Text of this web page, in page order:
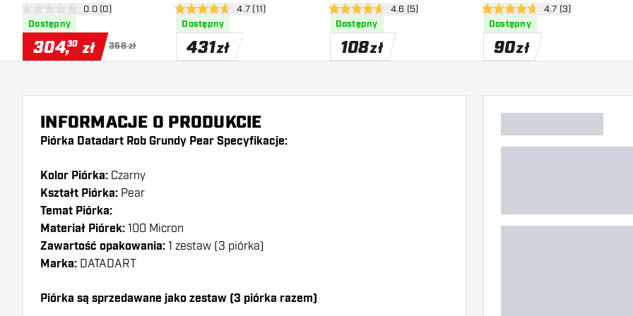
otwórz panel recenzji
0 gwiazdki oceny0.0 (0)
Dostępny
304,30 zł 358 zł
otwórz panel recenzji
4.7 gwiazdki oceny
4.7 (11)
Dostępny
431zł
otwórz panel recenzji
4.6 gwiazdki oceny
4.6 (5)
Dostępny
108zł
otwórz panel recenzji
4.7 gwiazdki oceny
4.7 (3)
Dostępny
90zł
INFORMACJE O PRODUKCIE
Piórka Datadart Rob Grundy Pear Specyfikacje:
Kolor Piórka: Czarny
Kształt Piórka: Pear
Temat Piórka:
Materiał Piórek: 100 Micron
Zawartość opakowania: 1 zestaw (3 piórka)
Marka: DATADART
Piórka są sprzedawane jako zestaw (3 piórka razem)